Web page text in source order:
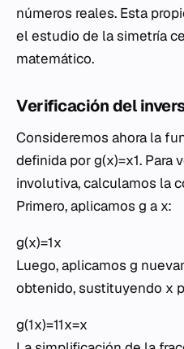
números reales. Esta
el estudio de la simetría
matemático.
Verificación del
Consideremos ahora la
definida por g(x)=x1​. Para
involutiva, calculamos la
Primero, aplicamos g a x:
g(x)=1x
Luego, aplicamos g
obtenido, sustituyendo x
g(1x)=11x=x